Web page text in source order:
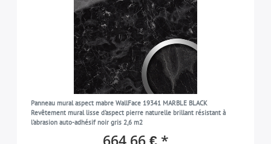
Panneau mural aspect mabre WallFace 19341 MARBLE BLACK
Revêtement mural lisse d'aspect pierre naturelle brillant résistant à
l'abrasion auto-adhésif noir gris 2,6 m2